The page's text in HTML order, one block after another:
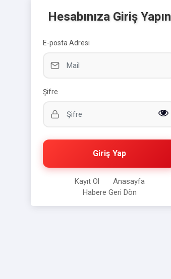
Hesabınıza Giriş Yapın
E-posta Adresi
Şifre
Giriş Yap
Kayıt Ol
Anasayfa
Habere Geri Dön